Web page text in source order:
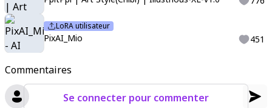
Commentaires
Se connecter pour commenter
LoRA utilisateur
PixAI_Mio 451